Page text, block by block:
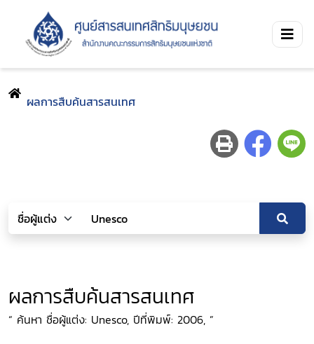
ผลการสืบค้นสารสนเทศ
ผลการสืบค้นสารสนเทศ
“ ค้นหา ชื่อผู้แต่ง: Unesco, ปีที่พิมพ์: 2006, ”